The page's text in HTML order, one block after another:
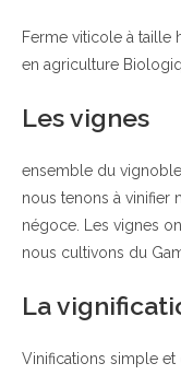
Ferme viticole à taille
en agriculture
Les vignes
ensemble du
nous tenons à vinifier
négoce. Les vignes
nous cultivons du
La
Vinifications simple et